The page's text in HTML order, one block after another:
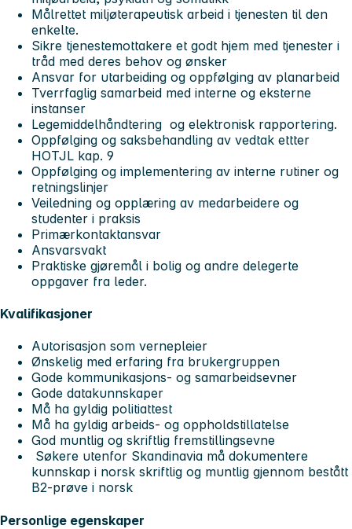
Målrettet miljøterapeutisk arbeid i tjenesten til den
enkelte.
Sikre tjenestemottakere et godt hjem med tjenester i
tråd med deres behov og ønsker
Ansvar for utarbeiding og oppfølging av planarbeid
Tverrfaglig samarbeid med interne og eksterne
instanser
Legemiddelhåndtering og elektronisk rapportering.
Oppfølging og saksbehandling av vedtak ettter
HOTJL kap. 9
Oppfølging og implementering av interne rutiner og
retningslinjer
Veiledning og opplæring av medarbeidere og
studenter i praksis
Primærkontaktansvar
Ansvarsvakt
Praktiske gjøremål i bolig og andre delegerte
oppgaver fra leder.
Kvalifikasjoner
Autorisasjon som vernepleier
Ønskelig med erfaring fra brukergruppen
Gode kommunikasjons- og samarbeidsevner
Gode datakunnskaper
Må ha gyldig politiattest
Må ha gyldig arbeids- og oppholdstillatelse
God muntlig og skriftlig fremstillingsevne
Søkere utenfor Skandinavia må dokumentere
kunnskap i norsk skriftlig og muntlig gjennom bestått
B2-prøve i norsk
Personlige egenskaper